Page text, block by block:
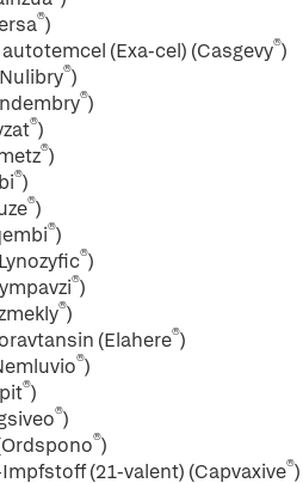
®)
(Exa-cel) (Casgevy®)
®)
®)
®)
®)
®)
®)
®)
®)
®)
®)
(Elahere®)
®)
®)
®)
®)
(21-valent) (Capvaxive®)